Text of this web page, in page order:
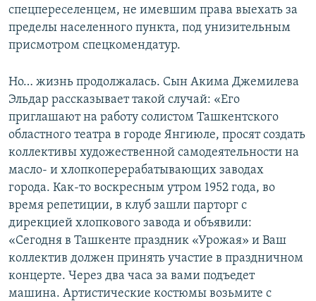
спецпереселенцем, не имевшим права выехать за
пределы населенного пункта, под унизительным
присмотром спецкомендатур.
Но… жизнь продолжалась. Сын Акима Джемилева
Эльдар рассказывает такой случай: «Его
приглашают на работу солистом Ташкентского
областного театра в городе Янгиюле, просят создать
коллективы художественной самодеятельности на
масло- и хлопкоперерабатывающих заводах
города. Как-то воскресным утром 1952 года, во
время репетиции, в клуб зашли парторг с
дирекцией хлопкового завода и объявили:
«Сегодня в Ташкенте праздник «Урожая» и Ваш
коллектив должен принять участие в праздничном
концерте. Через два часа за вами подъедет
машина. Артистические костюмы возьмите с